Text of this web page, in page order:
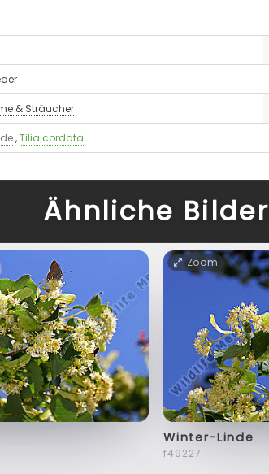
& Sträucher
,Tilia cordata
Ähnliche Bilder
Zoom
Winter-Linde
f49227